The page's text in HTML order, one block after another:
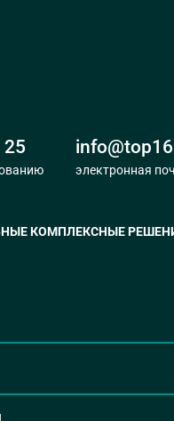
25
электронная
КОМПЛЕКСНЫЕ